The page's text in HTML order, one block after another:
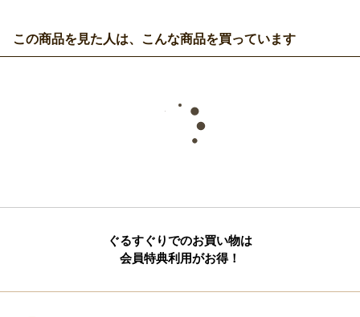
この商品を見た人は、こんな商品を買っています
ぐるすぐりでのお買い物は
会員特典利用がお得！